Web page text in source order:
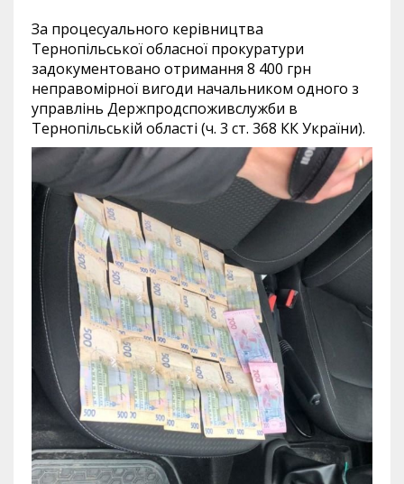
За процесуального керівництва
Тернопільської обласної прокуратури
задокументовано отримання 8 400 грн
неправомірної вигоди начальником одного з
управлінь Держпродспоживслужби в
Тернопільській області (ч. 3 ст. 368 КК України).